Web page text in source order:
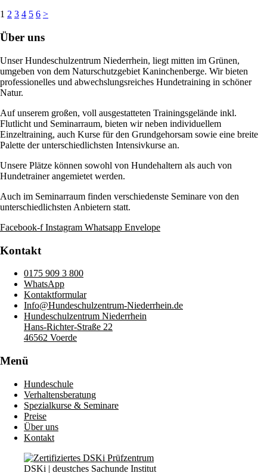
1 2 3 4 5 6 >
Über uns
Unser Hundeschulzentrum Niederrhein, liegt mitten im Grünen,
umgeben von dem Naturschutzgebiet Kaninchenberge. Wir bieten
professionelles und abwechslungsreiches Hundetraining in schöner
Natur.
Auf unserem großen, voll ausgestatteten Trainingsgelände inkl.
Flutlicht und Seminarraum, bieten wir neben individuellem
Einzeltraining, auch Kurse für den Grundgehorsam sowie eine breite
Palette der unterschiedlichsten Intensivkurse an.
Unsere Plätze können sowohl von Hundehaltern als auch von
Hundetrainer angemietet werden.
Auch im Seminarraum finden verschiedenste Seminare von den
unterschiedlichsten Anbietern statt.
Facebook-f Instagram Whatsapp Envelope
Kontakt
0175 909 3 800
WhatsApp
Kontaktformular
Info@Hundeschulzentrum-Niederrhein.de
Hundeschulzentrum Niederrhein
Hans-Richter-Straße 22
46562 Voerde
Menü
Hundeschule
Verhaltensberatung
Spezialkurse & Seminare
Preise
Über uns
Kontakt
DSKi | deustches Sachunde Institut